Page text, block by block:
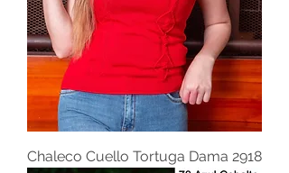
Chaleco Cuello Tortuga Dama 2918